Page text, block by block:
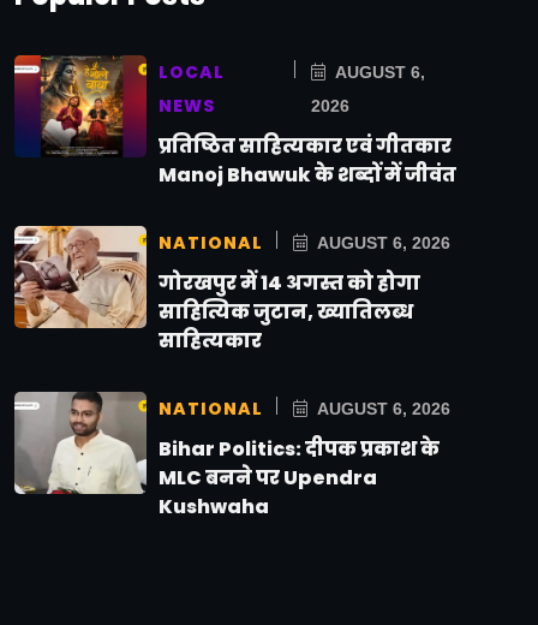
LOCAL
NEWS
AUGUST 6,
2026
प्रतिष्ठित साहित्यकार एवं गीतकार
Manoj Bhawuk के शब्दों में जीवंत
NATIONAL AUGUST 6, 2026
गोरखपुर में 14 अगस्त को होगा
साहित्यिक जुटान, ख्यातिलब्ध
साहित्यकार
NATIONAL AUGUST 6, 2026
Bihar Politics: दीपक प्रकाश के
MLC बनने पर Upendra
Kushwaha